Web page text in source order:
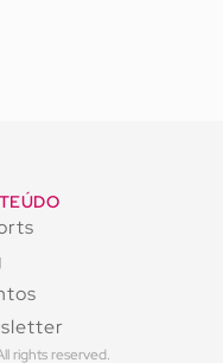
rights reserved.